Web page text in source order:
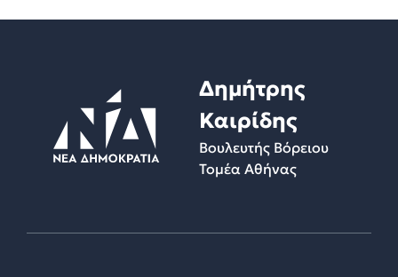
Δημήτρης
Καιρίδης
Βουλευτής Βόρειου
Τομέα Αθήνας